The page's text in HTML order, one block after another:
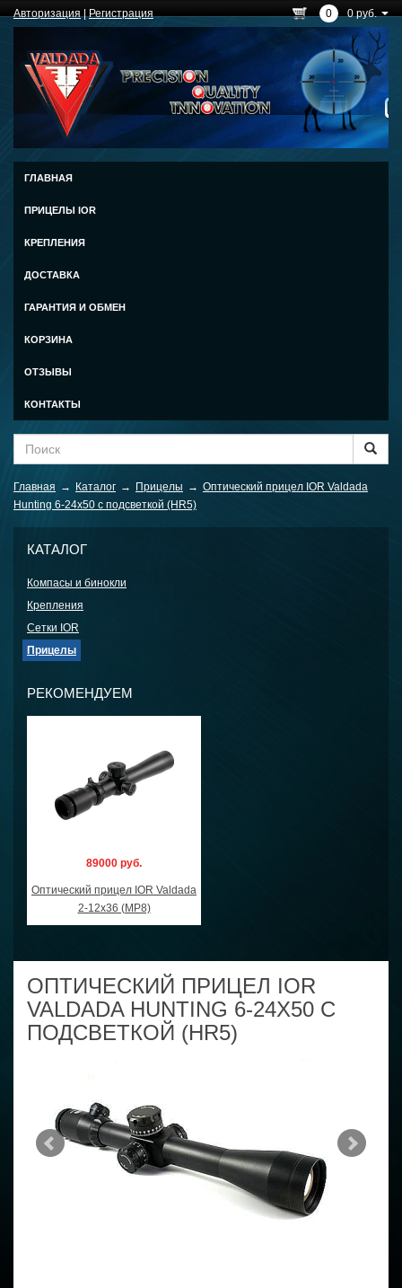
Авторизация|Регистрация 0 0 руб.
ГЛАВНАЯ
ПРИЦЕЛЫ IOR
КРЕПЛЕНИЯ
ДОСТАВКА
ГАРАНТИЯ И ОБМЕН
КОРЗИНА
ОТЗЫВЫ
КОНТАКТЫ
Главная → Каталог → Прицелы → Оптический прицел IOR Valdada
Hunting 6-24x50 с подсветкой (HR5)
КАТАЛОГ
Компасы и бинокли
Крепления
Сетки IOR
Прицелы
РЕКОМЕНДУЕМ
89000 руб.
Оптический прицел IOR Valdada
2-12x36 (MP8)
ОПТИЧЕСКИЙ ПРИЦЕЛ IOR
VALDADA HUNTING 6-24X50 С
ПОДСВЕТКОЙ (HR5)